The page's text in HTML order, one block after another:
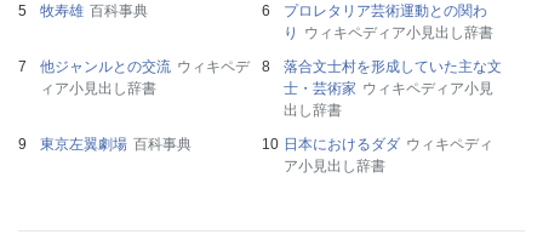
牧寿雄 百科事典
プロレタリア芸術運動との関わ
り
ウィキペディア小見出し辞書
他ジャンルとの交流 ウィキペデ
ィア小見出し辞書
落合文士村を形成していた主な文
士・芸術家 ウィキペディア小見
出し辞書
東京左翼劇場 百科事典 日本におけるダダ ウィキペディ
ア小見出し辞書